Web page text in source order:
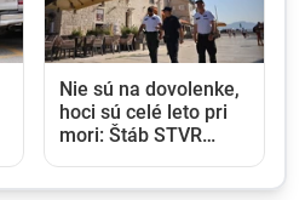
Nie sú na dovolenke,
hoci sú celé leto pri
mori: Štáb STVR